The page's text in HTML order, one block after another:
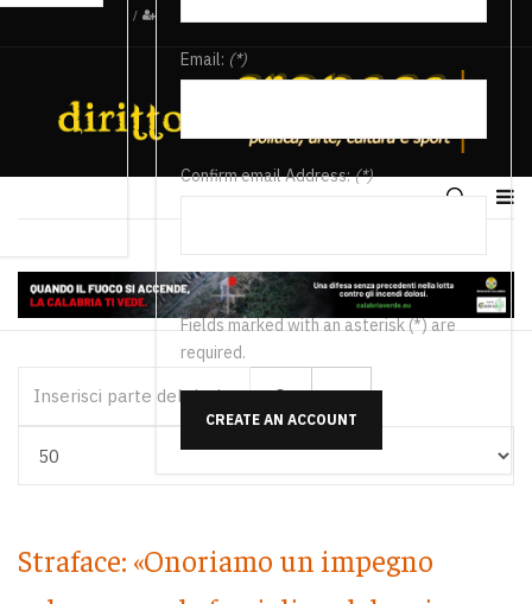
/
Email: (*)
Confirm email Address:(*)
Fields marked with an asterisk (*) are
required.
CREATE AN ACCOUNT
Straface: «Onoriamo un impegno